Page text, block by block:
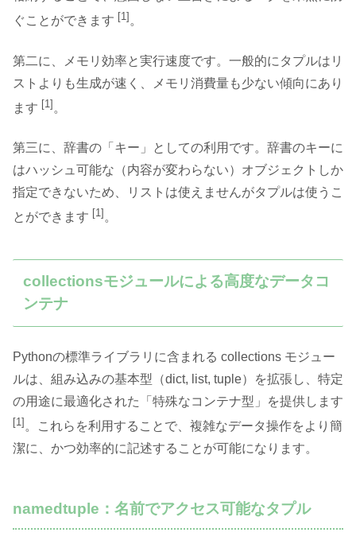
ぐことができます [1] 。
第二に、メモリ効率と実行速度です。一般的にタプルはリ
ストよりも生成が速く、メモリ消費量も少ない傾向にあり
ます [1] 。
第三に、辞書の「キー」としての利用です。辞書のキーに
はハッシュ可能な（内容が変わらない）オブジェクトしか
指定できないため、リストは使えませんがタプルは使うこ
とができます [1] 。
collectionsモジュールによる高度なデータコ
ンテナ
Pythonの標準ライブラリに含まれる collections モジュー
ルは、組み込みの基本型（dict, list, tuple）を拡張し、特定
の用途に最適化された「特殊なコンテナ型」を提供します
[1] 。これらを利用することで、複雑なデータ操作をより簡
潔に、かつ効率的に記述することが可能になります。
namedtuple：名前でアクセス可能なタプル